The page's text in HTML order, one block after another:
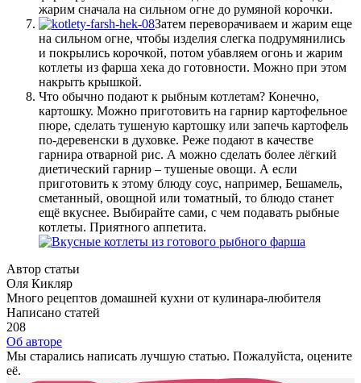
жарим сначала на сильном огне до румяной корочки.
Затем переворачиваем и жарим еще
на сильном огне, чтобы изделия слегка подрумянились
и покрылись корочкой, потом убавляем огонь и жарим
котлеты из фарша хека до готовности. Можно при этом
накрыть крышкой.
Что обычно подают к рыбным котлетам? Конечно,
картошку. Можно приготовить на гарнир картофельное
пюре, сделать тушеную картошку или запечь картофель
по-деревенски в духовке. Реже подают в качестве
гарнира отварной рис. А можно сделать более лёгкий
диетический гарнир – тушеные овощи. А если
приготовить к этому блюду соус, например, Бешамель,
сметанный, овощной или томатный, то блюдо станет
ещё вкуснее. Выбирайте сами, с чем подавать рыбные
котлеты. Приятного аппетита.
Автор статьи
Оля Кикляр
Много рецептов домашней кухни от кулинара-любителя
Написано статей
208
Об авторе
Мы старались написать лучшую статью. Пожалуйста, оцените
её.